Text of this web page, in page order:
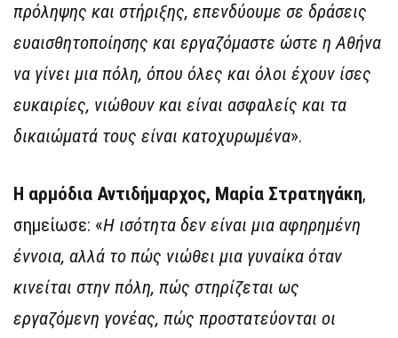
πρόληψης και στήριξης, επενδύουμε σε δράσεις
ευαισθητοποίησης και εργαζόμαστε ώστε η Αθήνα
να γίνει μια πόλη, όπου όλες και όλοι έχουν ίσες
ευκαιρίες, νιώθουν και είναι ασφαλείς και τα
δικαιώματά τους είναι κατοχυρωμένα».
Η αρμόδια Αντιδήμαρχος, Μαρία Στρατηγάκη,
σημείωσε: «Η ισότητα δεν είναι μια αφηρημένη
έννοια, αλλά το πώς νιώθει μια γυναίκα όταν
κινείται στην πόλη, πώς στηρίζεται ως
εργαζόμενη γονέας, πώς προστατεύονται οι